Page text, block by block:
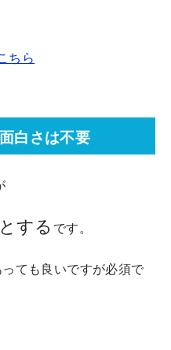
ちら
白さは不要
する です。
ても良いですが必須で